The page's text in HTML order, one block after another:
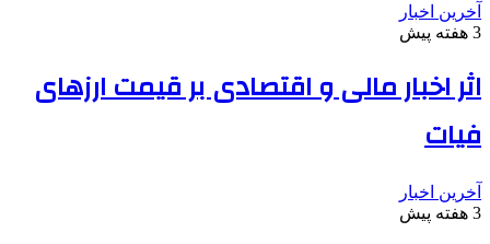
آخرین اخبار
3 هفته پیش
اثر اخبار مالی و اقتصادی بر قیمت ارزهای
فیات
آخرین اخبار
3 هفته پیش